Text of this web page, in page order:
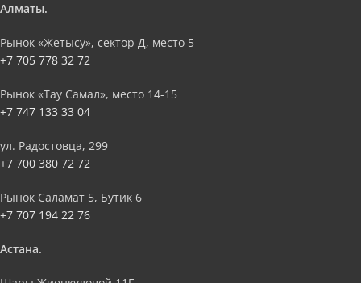
Алматы.
Рынок «Жетысу», сектор Д, место 5
+7 705 778 32 72
Рынок «Тау Самал», место 14-15
+7 747 133 33 04
ул. Радостовца, 299
+7 700 380 72 72
Рынок Саламат 5, Бутик 6
+7 707 194 22 76
Астана.